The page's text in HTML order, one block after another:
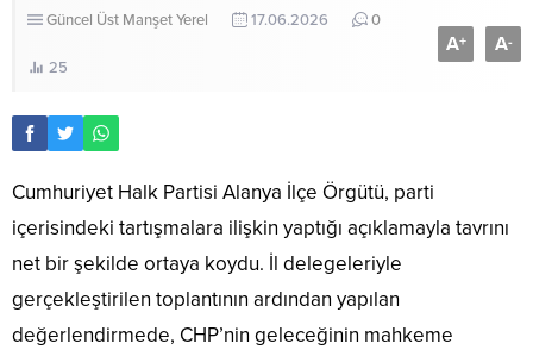
Güncel Üst ManşetYerel 17.06.2026 0
25
A+ A-
Cumhuriyet Halk Partisi Alanya İlçe Örgütü, parti
içerisindeki tartışmalara ilişkin yaptığı açıklamayla tavrını
net bir şekilde ortaya koydu. İl delegeleriyle
gerçekleştirilen toplantının ardından yapılan
değerlendirmede, CHP’nin geleceğinin mahkeme